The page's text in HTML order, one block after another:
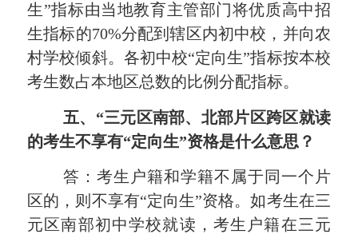
生”指标由当地教育主管部门将优质高中招
生指标的70%分配到辖区内初中校，并向农
村学校倾斜。各初中校“定向生”指标按本校
考生数占本地区总数的比例分配指标。
五、“三元区南部、北部片区跨区就读
的考生不享有“定向生”资格是什么意思？
答：考生户籍和学籍不属于同一个片
区的，则不享有“定向生”资格。如考生在三
元区南部初中学校就读，考生户籍在三元